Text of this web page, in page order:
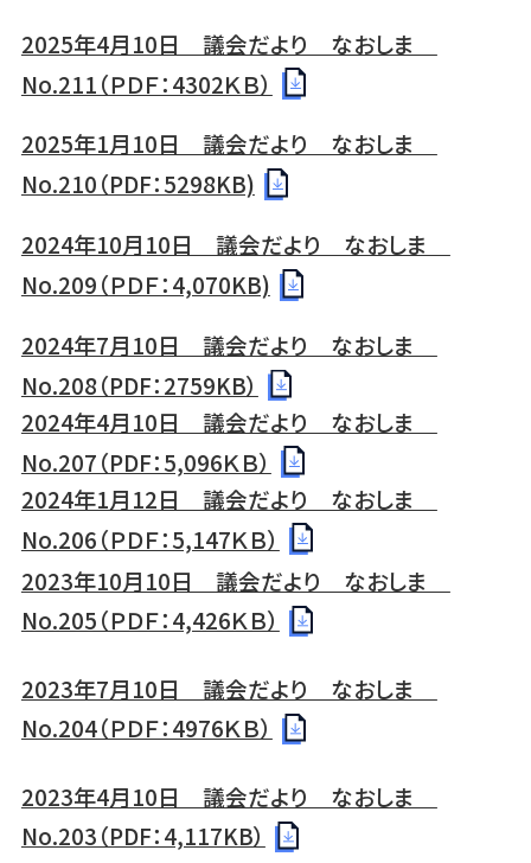
2025年4月10日 議会だより なおしま
No.211（ＰＤＦ：4302ＫＢ）
2025年1月10日 議会だより なおしま
No.210（PDF：5298KB)
2024年10月10日 議会だより なおしま
No.209（ＰＤＦ：4,070KB)
2024年7月10日 議会だより なおしま
No.208（PDF：2759KB）
2024年4月10日 議会だより なおしま
No.207（PDF：5,096ＫＢ）
2024年1月12日 議会だより なおしま
No.206（ＰＤＦ：5,147ＫＢ）
2023年10月10日 議会だより なおしま
No.205（ＰＤＦ：4,426ＫＢ）
2023年7月10日 議会だより なおしま
No.204（ＰＤＦ：4976ＫＢ）
2023年4月10日 議会だより なおしま
No.203（PDF：4,117KB）